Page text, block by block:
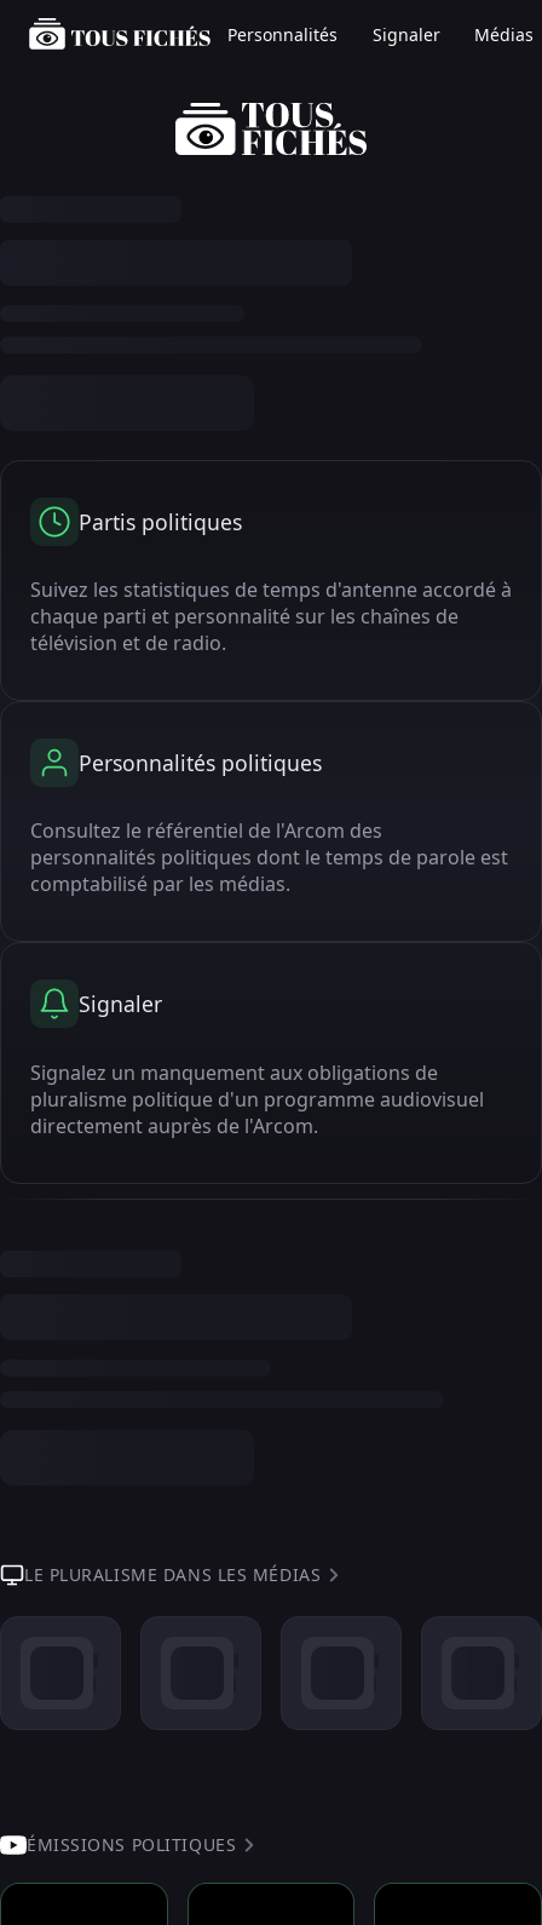
Personnalités Signaler Médias
Partis politiques
Suivez les statistiques de temps d'antenne accordé à
chaque parti et personnalité sur les chaînes de
télévision et de radio.
Personnalités politiques
Consultez le référentiel de l'Arcom des
personnalités politiques dont le temps de parole est
comptabilisé par les médias.
Signaler
Signalez un manquement aux obligations de
pluralisme politique d'un programme audiovisuel
directement auprès de l'Arcom.
LE PLURALISME DANS LES MÉDIAS
ÉMISSIONS POLITIQUES